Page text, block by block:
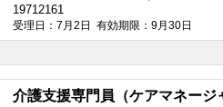
19712161
受理日：7月2日 有効期限：9月30日
介護支援専門員（ケアマネージ